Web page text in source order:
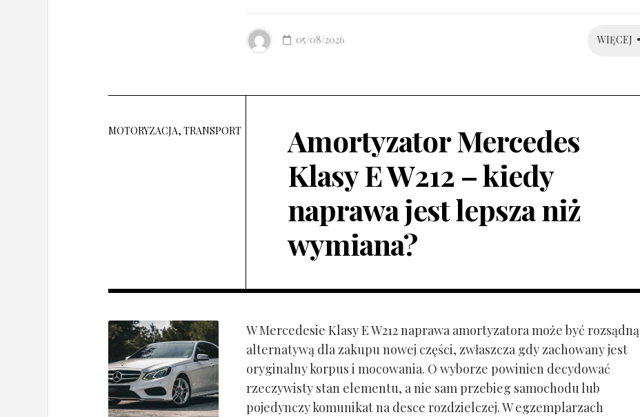
WIĘCEJ
05/08/2026
MOTORYZACJA, TRANSPORT
Amortyzator Mercedes
Klasy E W212 – kiedy
naprawa jest lepsza niż
wymiana?
W Mercedesie Klasy E W212 naprawa amortyzatora może być rozsądną
alternatywą dla zakupu nowej części, zwłaszcza gdy zachowany jest
oryginalny korpus i mocowania. O wyborze powinien decydować
rzeczywisty stan elementu, a nie sam przebieg samochodu lub
pojedynczy komunikat na desce rozdzielczej. W egzemplarzach